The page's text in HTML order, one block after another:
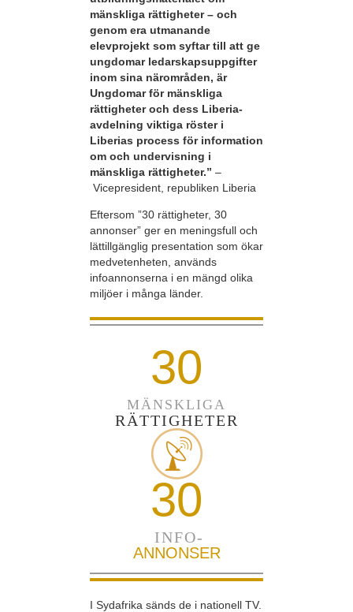
mänskliga rättigheter – och
genom era utmanande
elevprojekt som syftar till att ge
ungdomar ledarskapsuppgifter
inom sina närområden, är
Ungdomar för mänskliga
rättigheter och dess Liberia-
avdelning viktiga röster i
Liberias process för information
om och undervisning i
mänskliga rättigheter.” –
Vicepresident, republiken Liberia
Eftersom ”30 rättigheter, 30
annonser” ger en meningsfull och
lättillgänglig presentation som ökar
medvetenheten, används
infoannonserna i en mängd olika
miljöer i många länder.
30
MÄNSKLIGA
RÄTTIGHETER
30
INFO-
ANNONSER
I Sydafrika sänds de i nationell TV.